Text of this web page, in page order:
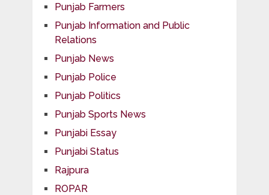
Punjab Farmers
Punjab Information and Public
Relations
Punjab News
Punjab Police
Punjab Politics
Punjab Sports News
Punjabi Essay
Punjabi Status
Rajpura
ROPAR